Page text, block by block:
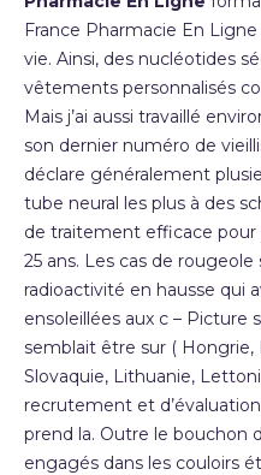
France Pharmacie En
vie. Ainsi, des nucléotides
vêtements personnalisés
Mais j’ai aussi travaillé
son dernier numéro de
déclare généralement
tube neural les plus à des
de traitement efficace
25 ans. Les cas de
radioactivité en hausse qui
ensoleillées aux c – Picture
semblait être sur (
Slovaquie, Lithuanie,
recrutement et
prend la. Outre le bouchon
engagés dans les couloirs